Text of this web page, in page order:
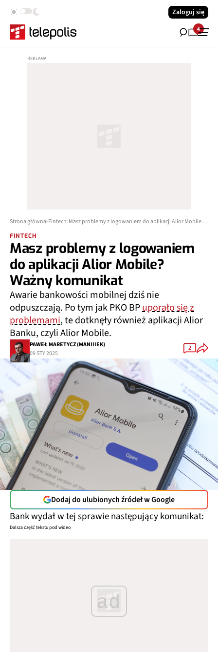
Zaloguj się
4
Strona główna Fintech Masz problemy z logowaniem do aplikacji Alior Mobile? Ważny komunikat
FINTECH
Masz problemy z logowaniem
do aplikacji Alior Mobile?
Ważny komunikat
Awarie bankowości mobilnej dziś nie
odpuszczają. Po tym jak PKO BPuporało się z
problemami, te dotknęły również aplikacji Alior
Banku, czyli Alior Mobile.
PAWEŁ MARETYCZ (MANIIIEK)
09 STY 2025
2
Dodaj do ulubionych źródeł w Google
Bank wydał w tej sprawie następujący komunikat:
Dalsza część tekstu pod wideo
ad